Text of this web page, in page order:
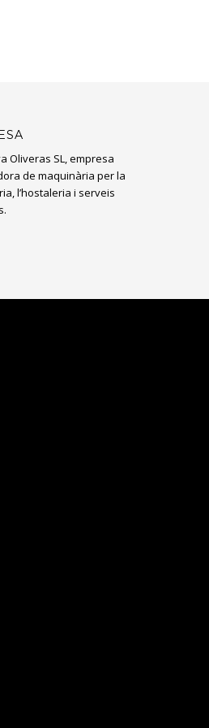
Oliveras SL, empresa
de maquinària per la
l’hostaleria i serveis